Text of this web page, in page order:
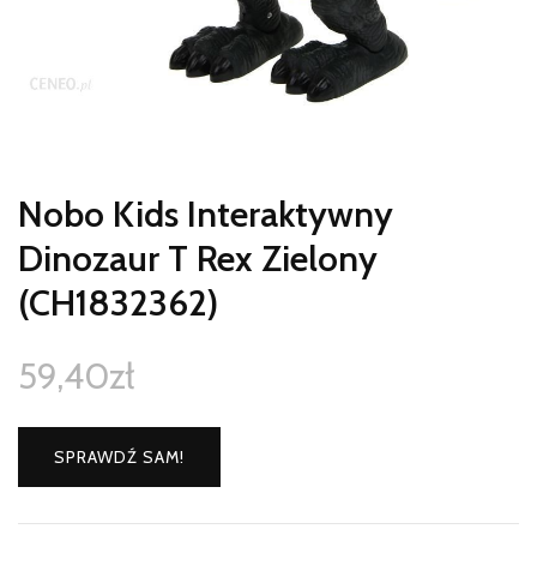
Nobo Kids Interaktywny
Dinozaur T Rex Zielony
(CH1832362)
59,40zł
SPRAWDŹ SAM!